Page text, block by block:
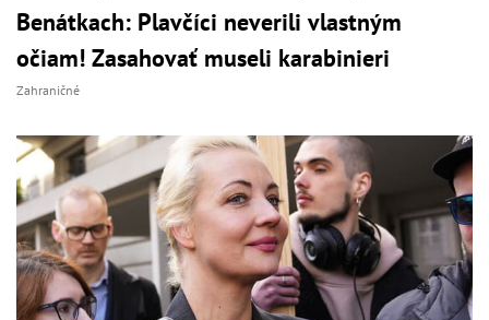
Benátkach: Plavčíci neverili vlastným
očiam! Zasahovať museli karabinieri
Zahraničné